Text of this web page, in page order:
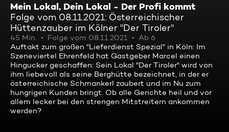
Mein Lokal, Dein Lokal - Der Profi kommt
Folge vom 08.11.2021: Österreichischer
Hüttenzauber im Kölner "Der Tiroler"
45 Min. Folge vom 08.11.2021
Ab 6
Auftakt zum großen "Lieferdienst Spezial" in Köln: Im
Szeneviertel Ehrenfeld hat Gastgeber Marcel einen
Hingucker geschaffen: Sein Lokal "Der Tiroler" wird von
ihm liebevoll als seine Berghütte bezeichnet, in der er
österreichische Schmankerl zaubert und im Nu zum
hungrigen Kunden bringt. Ob alle Gerichte heil und vor
allem lecker bei den strengen Mitstreitern ankommen
werden?